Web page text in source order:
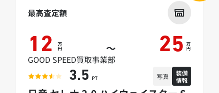
最高査定額
12 万
円 ～ 25 万
円
GOOD SPEED買取事業部
3.5 PT 写真
装備
情報